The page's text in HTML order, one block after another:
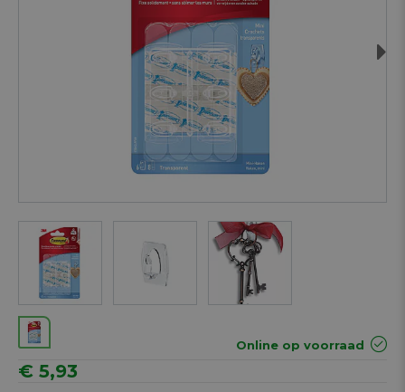
Online op voorraad
€ 5,93